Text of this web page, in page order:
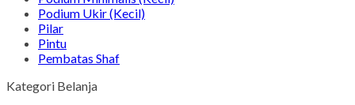
Podium Ukir (Kecil)
Pilar
Pintu
Pembatas Shaf
Kategori Belanja